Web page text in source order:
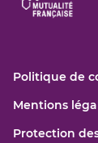
Politique de
Mentions
Protection